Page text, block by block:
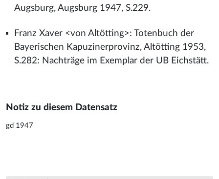
Augsburg, Augsburg 1947, S.229.
Franz Xaver <von Altötting>: Totenbuch der
Bayerischen Kapuzinerprovinz, Altötting 1953,
S.282: Nachträge im Exemplar der UB Eichstätt.
Notiz zu diesem Datensatz
gd 1947